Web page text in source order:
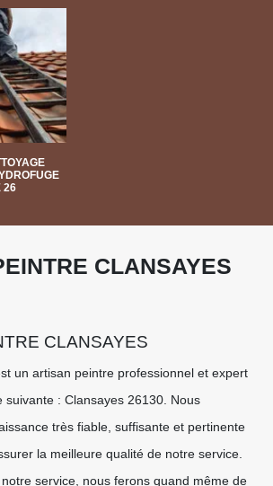
26
CLANSAYES
CLANSAYES
un artisan peintre professionnel et expert
suivante : Clansayes 26130. Nous
très fiable, suffisante et pertinente
la meilleure qualité de notre service.
service, nous ferons quand même de